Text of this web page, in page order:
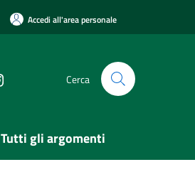
Accedi all'area personale
Cerca
Tutti gli argomenti